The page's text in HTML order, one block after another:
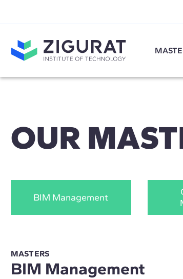
OUR
BIM Management
MASTERS
BIM Management